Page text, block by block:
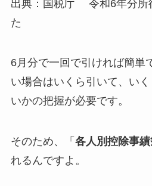
出典：国税庁 令和6年分所
た
6月分で一回で引ければ簡単
い場合はいくら引いて、い
いかの把握が必要です。
そのため、「 各人別控除事
れるんですよ。